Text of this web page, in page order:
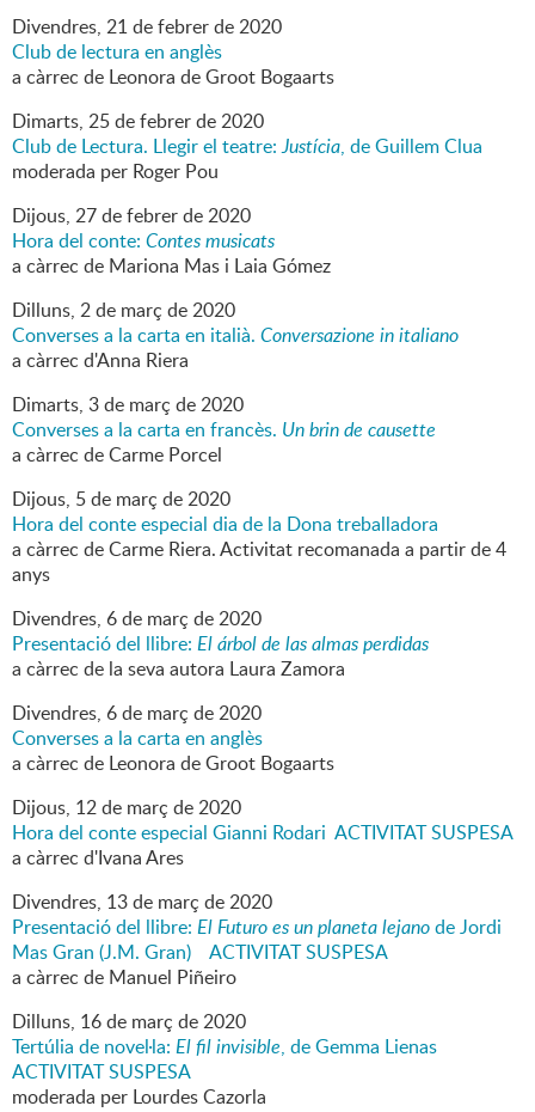
Divendres, 21defebrerde2020
Club de lectura en anglès
a càrrec de Leonora de Groot Bogaarts
Dimarts, 25defebrerde2020
Club de Lectura. Llegir el teatre:Justícia, de Guillem Clua
moderada per Roger Pou
Dijous, 27defebrerde2020
Hora del conte: Contes musicats
a càrrec de Mariona Mas i Laia Gómez
Dilluns, 2de març de2020
Converses a la carta en italià. Conversazione in italiano
a càrrec d'Anna Riera
Dimarts, 3de març de2020
Converses a la carta en francès. Un brin de causette
a càrrec de Carme Porcel
Dijous, 5de març de2020
Hora del conte especial dia de la Dona treballadora
a càrrec de Carme Riera. Activitat recomanada a partir de 4
anys
Divendres, 6de març de2020
Presentació del llibre: El árbol de las almas perdidas
a càrrec de la seva autora Laura Zamora
Divendres, 6de març de2020
Converses a la carta en anglès
a càrrec de Leonora de Groot Bogaarts
Dijous, 12de març de2020
Hora del conte especial Gianni Rodari ACTIVITAT SUSPESA
a càrrec d'Ivana Ares
Divendres, 13de març de2020
Presentació del llibre: El Futuro es un planeta lejanode Jordi
Mas Gran (J.M. Gran) ACTIVITAT SUSPESA
a càrrec de Manuel Piñeiro
Dilluns, 16de març de2020
Tertúlia de novel·la: El fil invisible, de Gemma Lienas
ACTIVITAT SUSPESA
moderada per Lourdes Cazorla